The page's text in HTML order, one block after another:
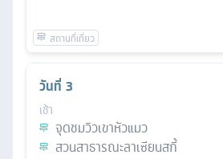
วันที่ 3
เช้า
จุดชมวิวเขาหัวแมว
สวนสาธารณะลาเซียนสกี้